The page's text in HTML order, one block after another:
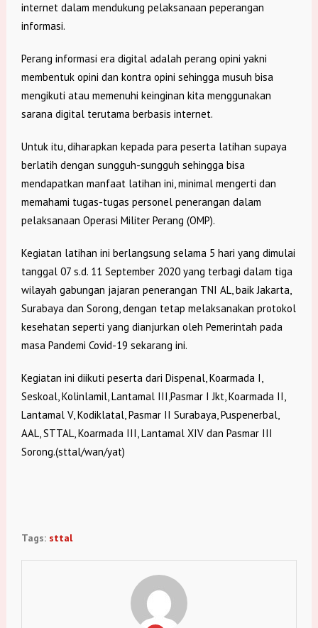
internet dalam mendukung pelaksanaan peperangan
informasi.
Perang informasi era digital adalah perang opini yakni
membentuk opini dan kontra opini sehingga musuh bisa
mengikuti atau memenuhi keinginan kita menggunakan
sarana digital terutama berbasis internet.
Untuk itu, diharapkan kepada para peserta latihan supaya
berlatih dengan sungguh-sungguh sehingga bisa
mendapatkan manfaat latihan ini, minimal mengerti dan
memahami tugas-tugas personel penerangan dalam
pelaksanaan Operasi Militer Perang (OMP).
Kegiatan latihan ini berlangsung selama 5 hari yang dimulai
tanggal 07 s.d. 11 September 2020 yang terbagi dalam tiga
wilayah gabungan jajaran penerangan TNI AL, baik Jakarta,
Surabaya dan Sorong, dengan tetap melaksanakan protokol
kesehatan seperti yang dianjurkan oleh Pemerintah pada
masa Pandemi Covid-19 sekarang ini.
Kegiatan ini diikuti peserta dari Dispenal, Koarmada I,
Seskoal, Kolinlamil, Lantamal III,Pasmar I Jkt, Koarmada II,
Lantamal V, Kodiklatal, Pasmar II Surabaya, Puspenerbal,
AAL, STTAL, Koarmada III, Lantamal XIV dan Pasmar III
Sorong.(sttal/wan/yat)
Tags: sttal